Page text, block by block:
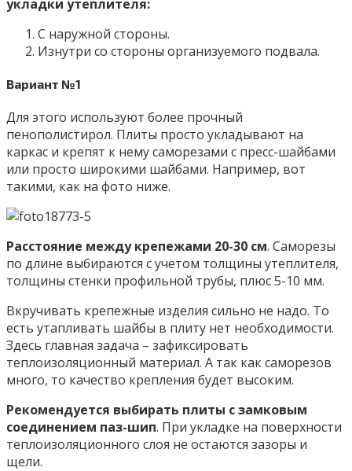
укладки утеплителя:
С наружной стороны.
Изнутри со стороны организуемого подвала.
Вариант №1
Для этого используют более прочный
пенополистирол. Плиты просто укладывают на
каркас и крепят к нему саморезами с пресс-шайбами
или просто широкими шайбами. Например, вот
такими, как на фото ниже.
Расстояние между крепежами 20-30 см. Саморезы
по длине выбираются с учетом толщины утеплителя,
толщины стенки профильной трубы, плюс 5-10 мм.
Вкручивать крепежные изделия сильно не надо. То
есть утапливать шайбы в плиту нет необходимости.
Здесь главная задача – зафиксировать
теплоизоляционный материал. А так как саморезов
много, то качество крепления будет высоким.
Рекомендуется выбирать плиты с замковым
соединением паз-шип. При укладке на поверхности
теплоизоляционного слоя не остаются зазоры и
щели.